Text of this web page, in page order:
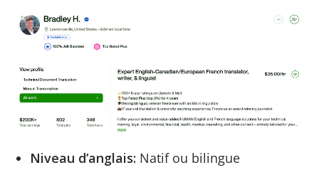
Niveau d’anglais: Natif ou bilingue